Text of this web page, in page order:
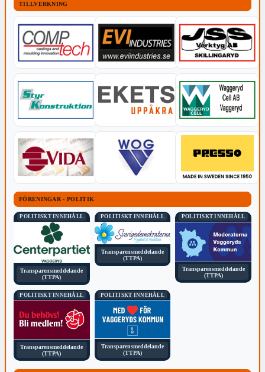
TILLVERKNING
FÖRENINGAR - POLITIK
POLITISKT INNEHÅLL
Transparensmeddelande
(TTPA)
POLITISKT INNEHÅLL
Transparensmeddelande
(TTPA)
POLITISKT INNEHÅLL
Transparensmeddelande
(TTPA)
POLITISKT INNEHÅLL
Transparensmeddelande
(TTPA)
POLITISKT INNEHÅLL
Transparensmeddelande
(TTPA)